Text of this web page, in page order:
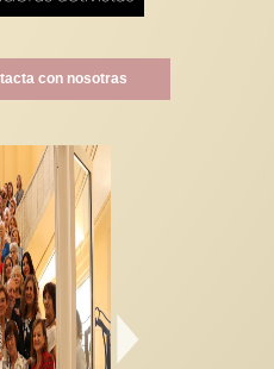
con nosotras